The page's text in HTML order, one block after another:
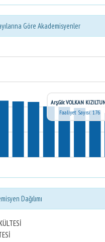
Göre Akademisyenler
Arş.Gör. VOLKAN
Faaliyet Sayısı: 176
Dağılımı